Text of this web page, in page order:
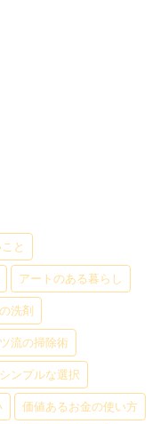
と
アートのある暮らし
洗剤
流の掃除術
ンプルな選択
価値あるお金の使い方